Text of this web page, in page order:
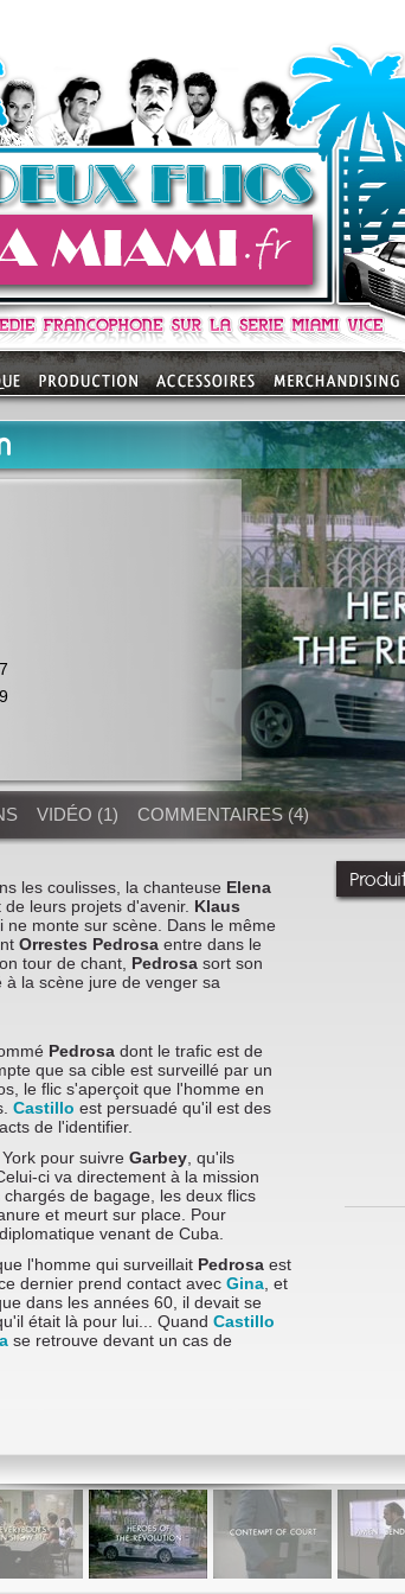
VIDÉO (1) COMMENTAIRES (4)
les coulisses, la chanteuse Elena
de leurs projets d'avenir. Klaus
monte sur scène. Dans le même
Orrestes Pedrosa entre dans le
tour de chant, Pedrosa sort son
à la scène jure de venger sa
Pedrosa dont le trafic est de
que sa cible est surveillé par un
le flic s'aperçoit que l'homme en
Castillo est persuadé qu'il est des
de l'identifier.
pour suivre Garbey , qu'ils
Celui-ci va directement à la mission
de bagage, les deux flics
et meurt sur place. Pour
venant de Cuba.
l'homme qui surveillait Pedrosa est
ce dernier prend contact avec Gina , et
dans les années 60, il devait se
était là pour lui... Quand Castillo
se retrouve devant un cas de